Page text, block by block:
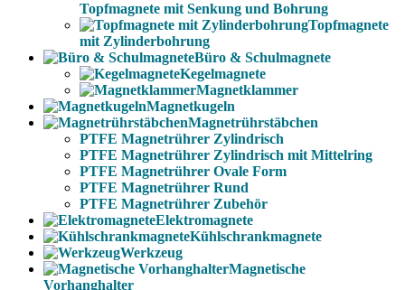
Topfmagnete mit Senkung und Bohrung
Topfmagnete
mit Zylinderbohrung
Büro & Schulmagnete
Kegelmagnete
Magnetklammer
Magnetkugeln
Magnetrührstäbchen
PTFE Magnetrührer Zylindrisch
PTFE Magnetrührer Zylindrisch mit Mittelring
PTFE Magnetrührer Ovale Form
PTFE Magnetrührer Rund
PTFE Magnetrührer Zubehör
Elektromagnete
Kühlschrankmagnete
Werkzeug
Magnetische
Vorhanghalter